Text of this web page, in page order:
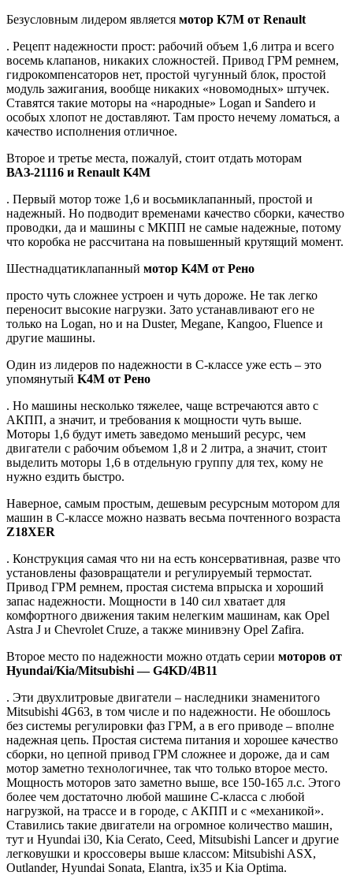
Безусловным лидером является мотор K7M от Renault
. Рецепт надежности прост: рабочий объем 1,6 литра и всего
восемь клапанов, никаких сложностей. Привод ГРМ ремнем,
гидрокомпенсаторов нет, простой чугунный блок, простой
модуль зажигания, вообще никаких «новомодных» штучек.
Ставятся такие моторы на «народные» Logan и Sandero и
особых хлопот не доставляют. Там просто нечему ломаться, а
качество исполнения отличное.
Второе и третье места, пожалуй, стоит отдать моторам
ВАЗ-21116 и Renault K4M
. Первый мотор тоже 1,6 и восьмиклапанный, простой и
надежный. Но подводит временами качество сборки, качество
проводки, да и машины с МКПП не самые надежные, потому
что коробка не рассчитана на повышенный крутящий момент.
Шестнадцатиклапанный мотор K4M от Рено
просто чуть сложнее устроен и чуть дороже. Не так легко
переносит высокие нагрузки. Зато устанавливают его не
только на Logan, но и на Duster, Megane, Kangoo, Fluence и
другие машины.
Один из лидеров по надежности в С-классе уже есть – это
упомянутый K4M от Рено
. Но машины несколько тяжелее, чаще встречаются авто с
АКПП, а значит, и требования к мощности чуть выше.
Моторы 1,6 будут иметь заведомо меньший ресурс, чем
двигатели с рабочим объемом 1,8 и 2 литра, а значит, стоит
выделить моторы 1,6 в отдельную группу для тех, кому не
нужно ездить быстро.
Наверное, самым простым, дешевым ресурсным мотором для
машин в С-классе можно назвать весьма почтенного возраста
Z18XER
. Конструкция самая что ни на есть консервативная, разве что
установлены фазовращатели и регулируемый термостат.
Привод ГРМ ремнем, простая система впрыска и хороший
запас надежности. Мощности в 140 сил хватает для
комфортного движения таким нелегким машинам, как Opel
Astra J и Chevrolet Cruze, а также минивэну Opel Zafira.
Второе место по надежности можно отдать серии моторов от
Hyundai/Kia/Mitsubishi — G4KD/4B11
. Эти двухлитровые двигатели – наследники знаменитого
Mitsubishi 4G63, в том числе и по надежности. Не обошлось
без системы регулировки фаз ГРМ, а в его приводе – вполне
надежная цепь. Простая система питания и хорошее качество
сборки, но цепной привод ГРМ сложнее и дороже, да и сам
мотор заметно технологичнее, так что только второе место.
Мощность моторов зато заметно выше, все 150-165 л.с. Этого
более чем достаточно любой машине С-класса с любой
нагрузкой, на трассе и в городе, с АКПП и с «механикой».
Ставились такие двигатели на огромное количество машин,
тут и Hyundai i30, Kia Cerato, Ceed, Mitsubishi Lancer и другие
легковушки и кроссоверы выше классом: Mitsubishi ASX,
Outlander, Hyundai Sonata, Elantra, ix35 и Kia Optima.